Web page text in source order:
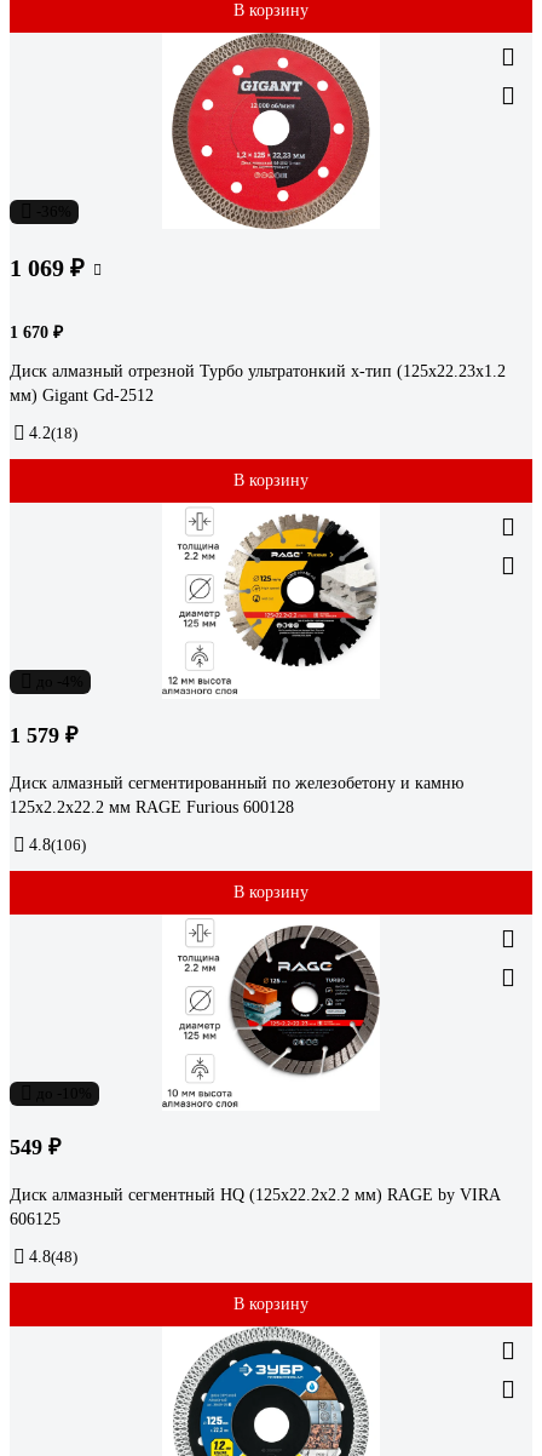
В корзину
1 069 ₽
1 670 ₽
Диск алмазный отрезной Турбо ультратонкий х-тип (125x22.23х1.2
мм) Gigant Gd-2512
4.2(18)
В корзину
1 579 ₽
Диск алмазный сегментированный по железобетону и камню
125х2.2х22.2 мм RAGE Furious 600128
4.8(106)
В корзину
549 ₽
Диск алмазный сегментный HQ (125х22.2х2.2 мм) RAGE by VIRA
606125
4.8(48)
В корзину